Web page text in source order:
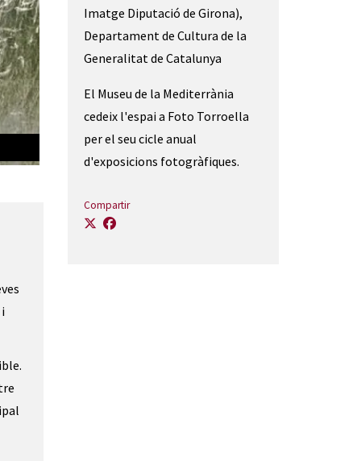
Imatge Diputació de Girona),
Departament de Cultura de la
Generalitat de Catalunya
El Museu de la Mediterrània
cedeix l'espai a Foto Torroella
per el seu cicle anual
d'exposicions fotogràfiques.
Compartir